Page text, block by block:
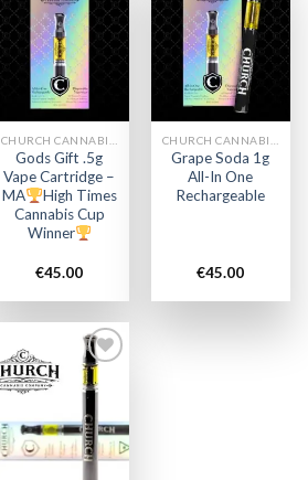
Add to
wishlist
Gods Gift .5g
Vape Cartridge –
MA
High Times
Cannabis Cup
Winner
€45.00
Add to
wishlist
Grape Soda 1g
All-In One
Rechargeable
€45.00
Add to
wishlist